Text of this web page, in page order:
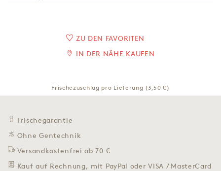
ZU DEN FAVORITEN
IN DER NÄHE KAUFEN
Frischezuschlag pro Lieferung (3,50 €)
Frischegarantie
Ohne Gentechnik
Versandkostenfrei ab 70 €
Kauf auf Rechnung, mit PayPal oder VISA / MasterCard